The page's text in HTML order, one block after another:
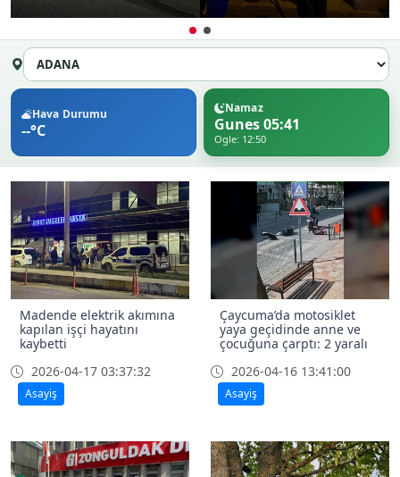
Hava Durumu
--°C
Namaz
Gunes 05:41
Ogle: 12:50
Madende elektrik akımına
kapılan işçi hayatını
kaybetti
2026-04-17 03:37:32
Asayiş
Çaycuma’da motosiklet
yaya geçidinde anne ve
çocuğuna çarptı: 2 yaralı
2026-04-16 13:41:00
Asayiş